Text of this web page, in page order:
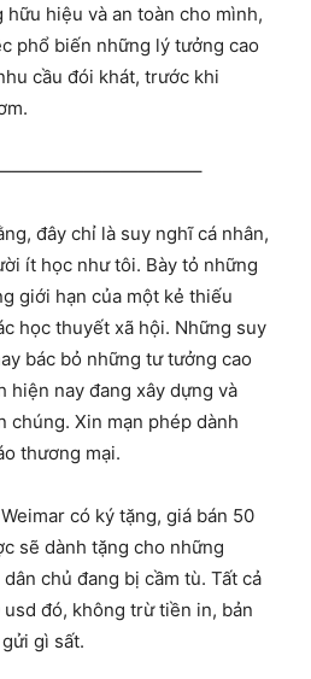
hiệu và an toàn cho mình,
phổ biến những lý tưởng cao
cầu đói khát, trước khi
đây chỉ là suy nghĩ cá nhân,
ít học như tôi. Bày tỏ những
giới hạn của một kẻ thiếu
học thuyết xã hội. Những suy
bác bỏ những tư tưởng cao
hiện nay đang xây dựng và
chúng. Xin mạn phép dành
thương mại.
có ký tặng, giá bán 50
sẽ dành tặng cho những
chủ đang bị cầm tù. Tất cả
đó, không trừ tiền in, bản
gì sất.